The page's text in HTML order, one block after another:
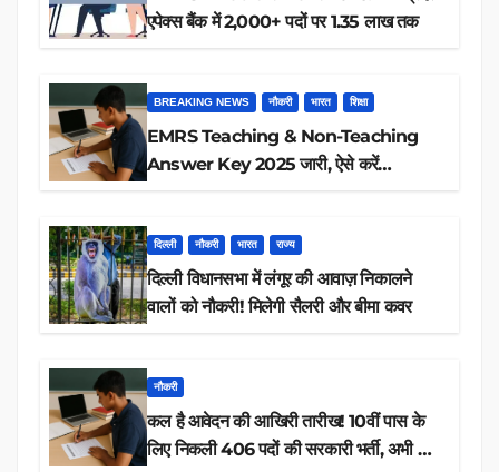
एपेक्स बैंक में 2,000+ पदों पर 1.35 लाख तक
BREAKING NEWS नौकरी भारत शिक्षा
EMRS Teaching & Non-Teaching
Answer Key 2025 जारी, ऐसे करें
दिल्ली नौकरी भारत राज्य
दिल्ली विधानसभा में लंगूर की आवाज़ निकालने
वालों को नौकरी! मिलेगी सैलरी और बीमा कवर
नौकरी
कल है आवेदन की आखिरी तारीख! 10वीं पास के
लिए निकली 406 पदों की सरकारी भर्ती, अभी करें